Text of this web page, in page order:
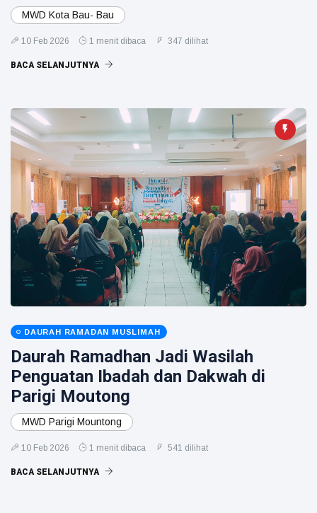
MWD Kota Bau- Bau
10 Feb 2026 1 menit dibaca 347 dilihat
BACA SELANJUTNYA
DAURAH RAMADAN MUSLIMAH
Daurah Ramadhan Jadi Wasilah
Penguatan Ibadah dan Dakwah di
Parigi Moutong
MWD Parigi Mountong
10 Feb 2026 1 menit dibaca 541 dilihat
BACA SELANJUTNYA